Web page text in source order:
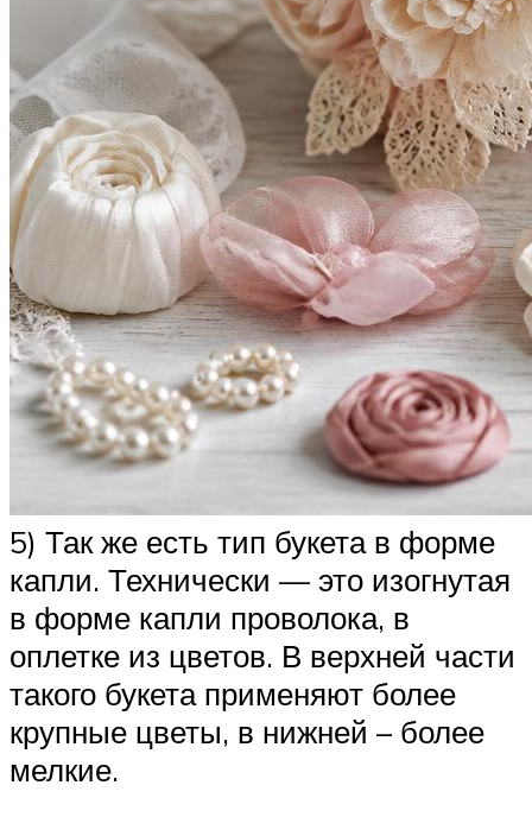
5) Так же есть тип букета в форме
капли. Технически — это изогнутая
в форме капли проволока, в
оплетке из цветов. В верхней части
такого букета применяют более
крупные цветы, в нижней – более
мелкие.